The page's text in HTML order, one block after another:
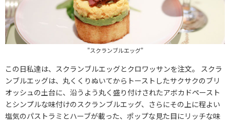
"スクランブルエッグ"
この日私達は、スクランブルエッグとクロワッサンを注文。 スクラ
ンブルエッグは、丸くくりぬいてからトーストしたサクサクのブリ
オッシュの土台に、沿うよう丸く盛り付けされたアボカドペースト
とシンプルな味付けのスクランブルエッグ、さらにその上に程よい
塩気のパストラミとハーブが載った、ポップな見た目にリッチな味